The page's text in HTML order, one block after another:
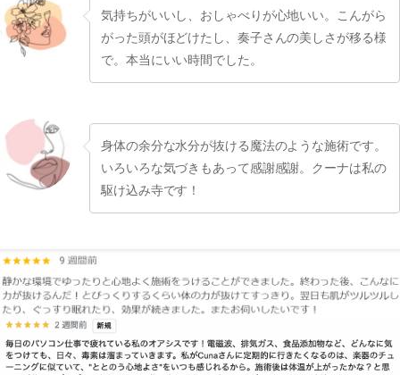
気持ちがいいし、おしゃべりが心地いい。こんがら
がった頭がほどけたし、奏子さんの美しさが移る様
で。本当にいい時間でした。
身体の余分な水分が抜ける魔法のような施術です。
いろいろな気づきもあって感謝感謝。クーナは私の
駆け込み寺です！